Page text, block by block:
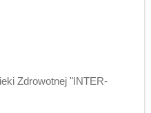
Zdrowotnej "INTER-